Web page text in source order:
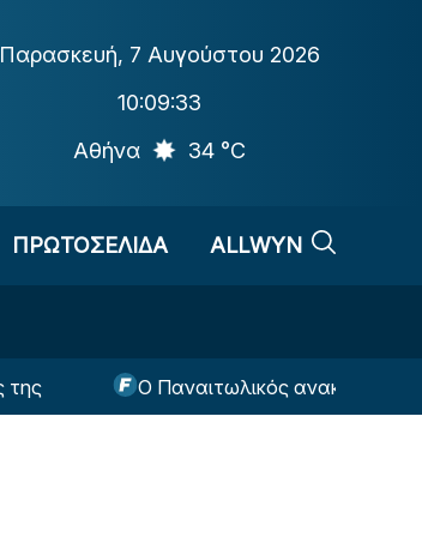
Παρασκευή, 7 Αυγούστου 2026
10:09:33
Αθήνα
34 °C
ΠΡΩΤΟΣΕΛΙΔΑ ALLWYN
Ο Παναιτωλικός ανακοίνωσε τον